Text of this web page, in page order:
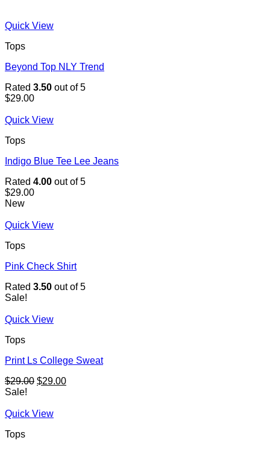
Quick View
Tops
Beyond Top NLY Trend
Rated 3.50 out of 5
$29.00
Quick View
Tops
Indigo Blue Tee Lee Jeans
Rated 4.00 out of 5
$29.00
New
Quick View
Tops
Pink Check Shirt
Rated 3.50 out of 5
Sale!
Quick View
Tops
Print Ls College Sweat
$29.00 Original
$29.00.
$29.00Current
Sale!
Quick View
Tops